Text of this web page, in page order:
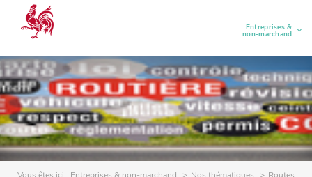
Entreprises &
non-marchand
(current)